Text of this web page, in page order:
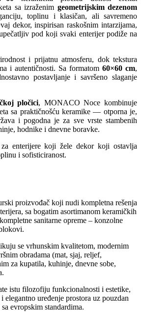
sa izraženim geometrijskim dezenom
toplinu i klasičan, ali savremeno
dekor, inspirisan raskošnim intarzijama,
pod koji svaki enterijer podiže na
i prijatnu atmosferu, dok tekstura
i autentičnosti. Sa formatom 60×60 cm,
postavljanje i savršeno slaganje
pločici, MONACO Noce kombinuje
sa praktičnošću keramike — otporna je,
i pogodna je za sve vrste stambenih
hodnike i dnevne boravke.
enterijere koji žele dekor koji ostavlja
i sofisticiranost.
proizvođač koji nudi kompletna rešenja
sa bogatim asortimanom keramičkih
sanitarne opreme – konzolne
se vrhunskim kvalitetom, modernim
obradama (mat, sjaj, reljef,
za kupatila, kuhinje, dnevne sobe,
istu filozofiju funkcionalnosti i estetike,
elegantno uređenje prostora uz pouzdan
evropskim standardima.